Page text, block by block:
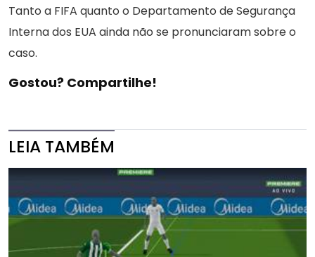
Tanto a FIFA quanto o Departamento de Segurança
Interna dos EUA ainda não se pronunciaram sobre o
caso.
Gostou? Compartilhe!
LEIA TAMBÉM